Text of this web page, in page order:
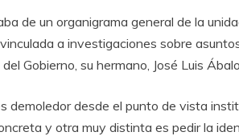
de un organigrama general de la
a investigaciones sobre
Gobierno, su hermano, José Luis
demoledor desde el punto de vista
y otra muy distinta es pedir la